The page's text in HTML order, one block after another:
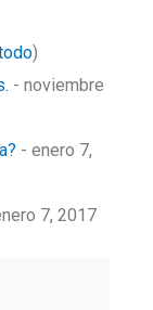
)
- noviembre
- enero 7,
7, 2017